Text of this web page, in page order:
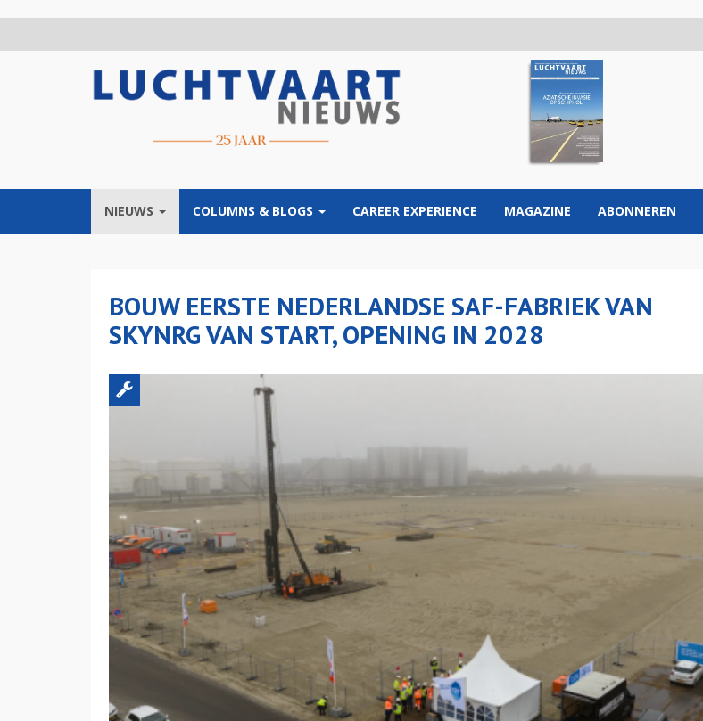
NIEUWS COLUMNS & BLOGS CAREER EXPERIENCE MAGAZINE ABONNEREN
BOUW EERSTE NEDERLANDSE SAF-FABRIEK VAN
SKYNRG VAN START, OPENING IN 2028